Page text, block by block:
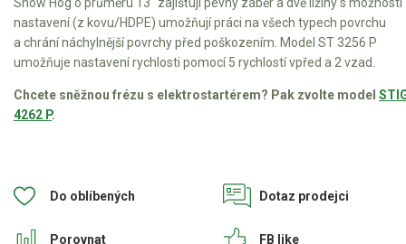
Náhradní díly
Náhradní díly pro motorové pily
Zahradní traktory
Řetězové pily
nastavení (z kovu/HDPE) umožňují práci na všech typech povrchu
a chrání náchylnější povrchy před poškozením. Model ST 3256 P
umožňuje nastavení rychlosti pomocí 5 rychlostí vpřed a 2 vzad.
Chcete sněžnou frézu s elektrostartérem? Pak zvolte model
4262 P.
Do oblíbených
Porovnat
Dotaz prodejci
FB like